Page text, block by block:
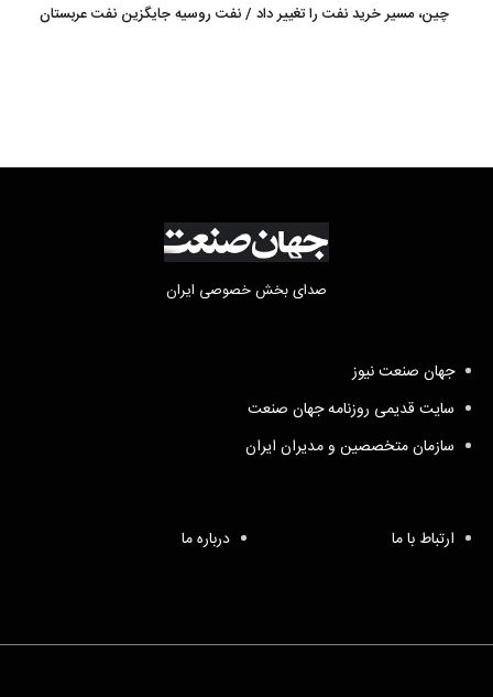
چین، مسیر خرید نفت را تغییر داد / نفت روسیه جایگزین نفت عربستان
صدای بخش خصوصی ایران
جهان صنعت نیوز
سایت قدیمی روزنامه جهان صنعت
سازمان متخصصین و مدیران ایران
ارتباط با ما درباره ما